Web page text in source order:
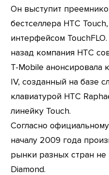
Он выступит
бестселлера HTC
интерфейсом
назад компания HTC
T-Mobile анонсировала
IV, созданный на базе
клавиатурой HTC
линейку Touch.
Согласно
началу 2009 года
рынки разных стран
Diamond.